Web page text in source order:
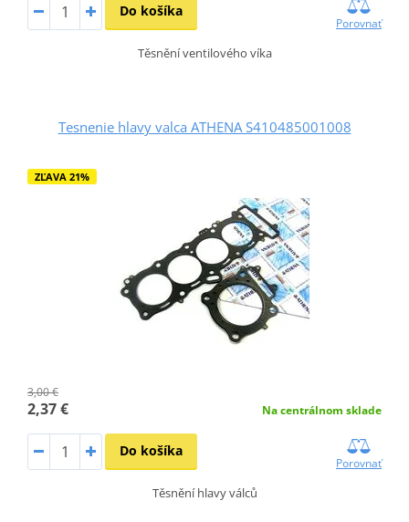
Do košíka
Porovnať
Těsnění ventilového víka
Tesnenie hlavy valca ATHENA S410485001008
ZĽAVA 21%
3,00 €
2,37 € Na centrálnom sklade
Do košíka
Porovnať
Těsnění hlavy válců